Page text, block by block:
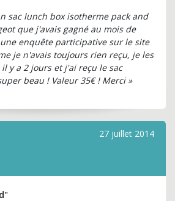
sac lunch box isotherme pack and
que j'avais gagné au mois de
enquête participative sur le site
je n'avais toujours rien reçu, je les
y a 2 jours et j'ai reçu le sac
beau ! Valeur 35€ ! Merci »
27 juillet 2014